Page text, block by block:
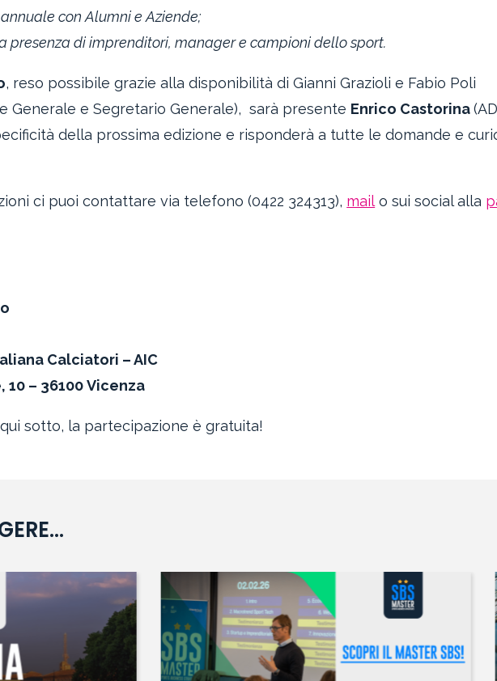
con Alumni e Aziende;
presenza di imprenditori, manager e campioni dello sport.
, reso possibile grazie alla disponibilità di Gianni Grazioli e Fabio Poli
Generale e Segretario Generale), sarà presente Enrico Castorina
della prossima edizione e risponderà a tutte le domande e
ci puoi contattare via telefono (0422 324313), mail o sui social alla
Calciatori – AIC
– 36100 Vicenza
sotto, la partecipazione è gratuita!